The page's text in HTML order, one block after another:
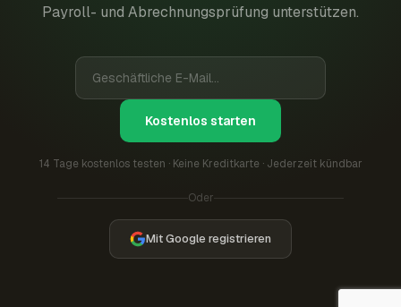
Payroll- und Abrechnungsprüfung unterstützen.
Kostenlos starten
14 Tage kostenlos testen · Keine Kreditkarte · Jederzeit kündbar
Oder
Mit Google registrieren